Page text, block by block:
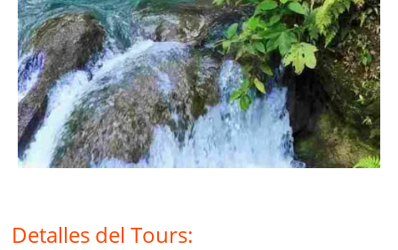
Detalles del Tours: